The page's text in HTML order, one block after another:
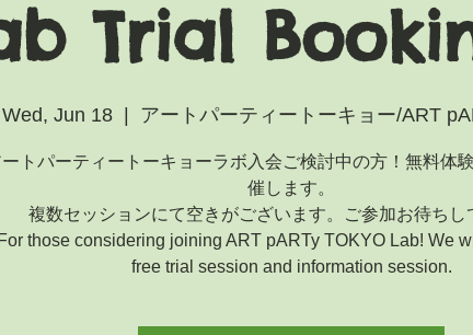
Trial
Wed, Jun 18 アートパーティートーキョー/ART
ートパーティートーキョーラボ入会ご検討中の方！無料体
催します。
複数セッションにて空きがございます。ご参加お待ちし
For those considering joining ART pARTy TOKYO Lab! We
free trial session and information session.